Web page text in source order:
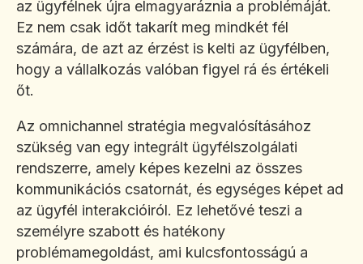
az ügyfélnek újra elmagyaráznia a problémáját.
Ez nem csak időt takarít meg mindkét fél
számára, de azt az érzést is kelti az ügyfélben,
hogy a vállalkozás valóban figyel rá és értékeli
őt.
Az omnichannel stratégia megvalósításához
szükség van egy integrált ügyfélszolgálati
rendszerre, amely képes kezelni az összes
kommunikációs csatornát, és egységes képet ad
az ügyfél interakcióiról. Ez lehetővé teszi a
személyre szabott és hatékony
problémamegoldást, ami kulcsfontosságú a